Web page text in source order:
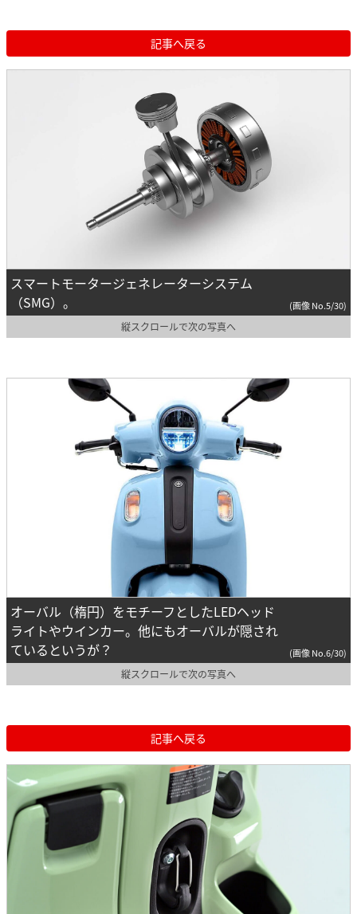
記事へ戻る
スマートモータージェネレーターシステム
（SMG）。
(画像 No.5/30)
縦スクロールで次の写真へ
オーバル（楕円）をモチーフとしたLEDヘッド
ライトやウインカー。他にもオーバルが隠され
ているというが？
(画像 No.6/30)
縦スクロールで次の写真へ
記事へ戻る